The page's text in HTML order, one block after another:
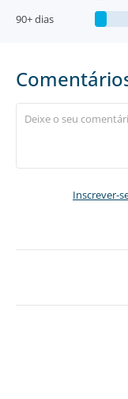
90+ dias
Inscrever-